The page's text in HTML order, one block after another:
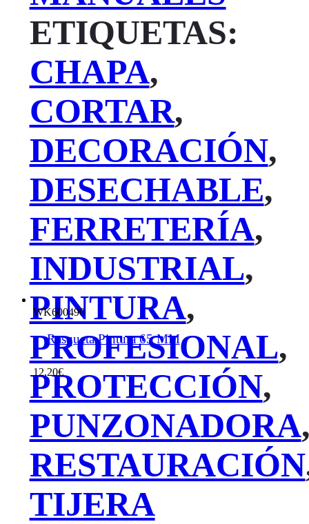
ETIQUETAS:
CHAPA,
CORTAR,
DECORACIÓN,
DESECHABLE,
FERRETERÍA,
INDUSTRIAL,
PINTURA,
PROFESIONAL,
PROTECCIÓN,
PUNZONADORA
RESTAURACIÓN
TIJERA
WK600490
Rasqueta Pintura 65 MM
12,20€